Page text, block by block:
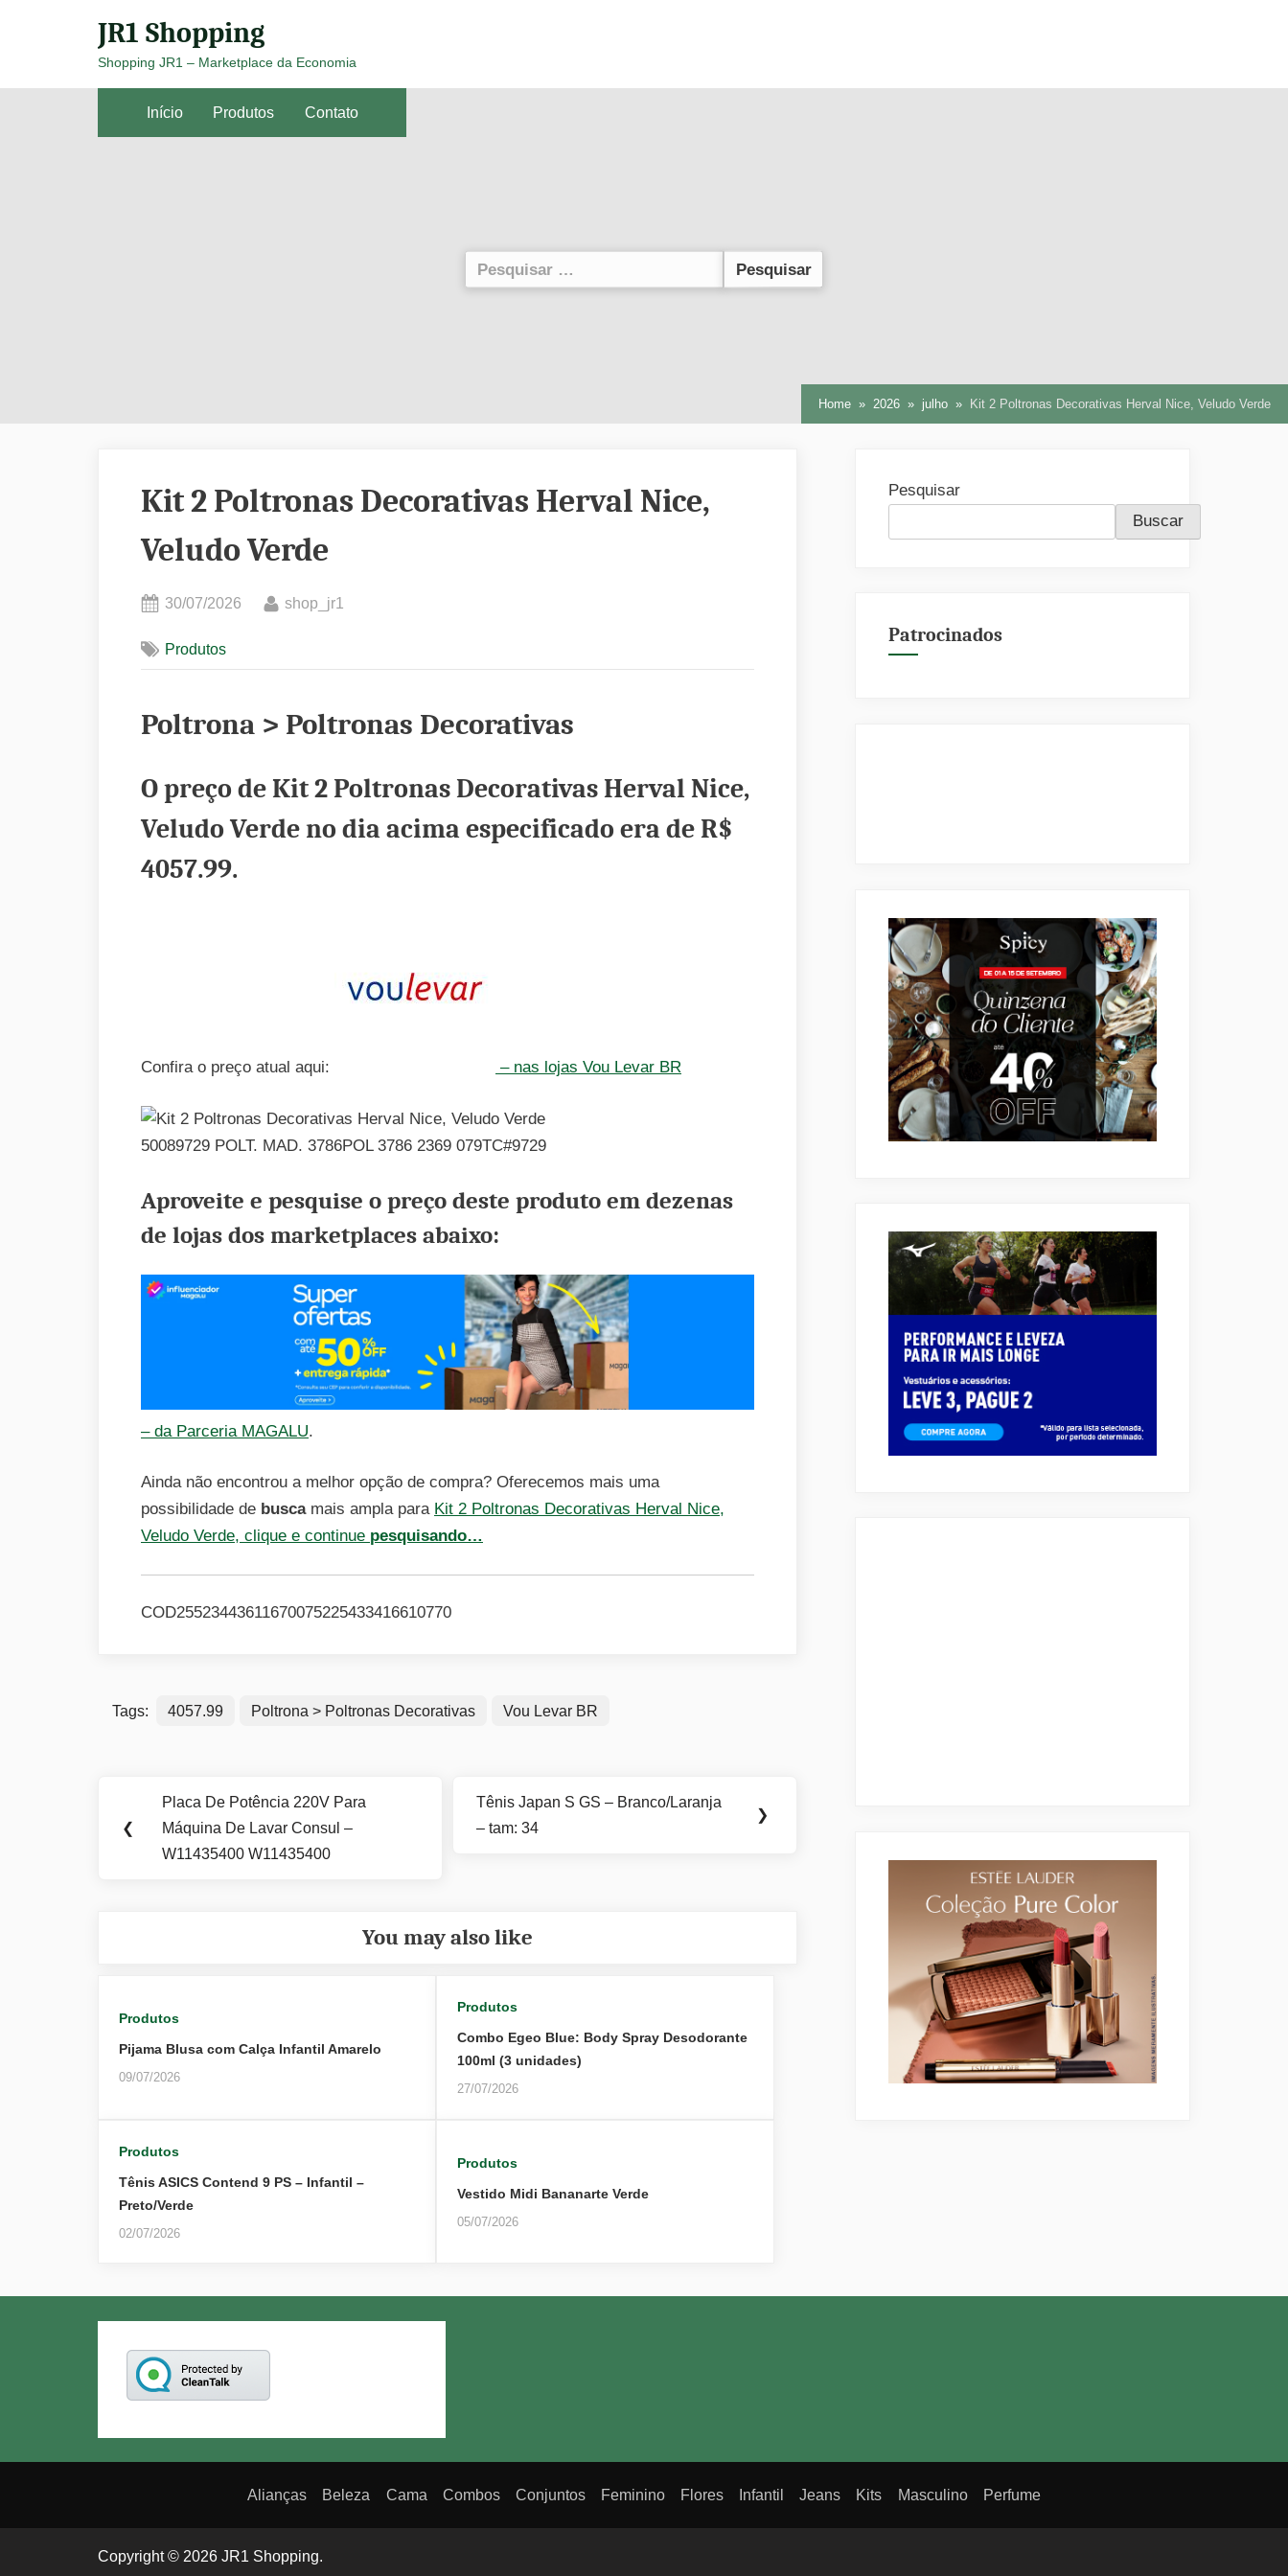
JR1 Shopping
Shopping JR1 – Marketplace da Economia
Início Produtos Contato
Pesquisar
por:
Home 2026 julho Kit 2 Poltronas Decorativas Herval Nice, Veludo Verde
Kit 2 Poltronas Decorativas Herval Nice,
Veludo Verde
Posted
30/07/2026 By
shop_jr1
Produtos
Poltrona > Poltronas Decorativas
O preço de Kit 2 Poltronas Decorativas Herval Nice,
Veludo Verde no dia acima especificado era de R$
4057.99.
Confira o preço atual aqui: – nas lojas Vou Levar BR
50089729 POLT. MAD. 3786POL 3786 2369 079TC#9729
Aproveite e pesquise o preço deste produto em dezenas
de lojas dos marketplaces abaixo:
– da Parceria MAGALU.
Ainda não encontrou a melhor opção de compra? Oferecemos mais uma
possibilidade de buscamais ampla para Kit 2 Poltronas Decorativas Herval Nice,
Veludo Verde, clique e continue pesquisando…
COD25523443611670075225433416610770
Tags: 4057.99 Poltrona > Poltronas Decorativas Vou Levar BR
Navegação
de❮
Previous
Post:
Placa De Potência 220V Para
Máquina De Lavar Consul –
W11435400 W11435400
Next
Post:
Tênis Japan S GS – Branco/Laranja
– tam: 34
❯
You may also like
Produtos
Pijama Blusa com Calça Infantil Amarelo
09/07/2026
Produtos
Combo Egeo Blue: Body Spray Desodorante
100ml (3 unidades)
27/07/2026
Produtos
Tênis ASICS Contend 9 PS – Infantil –
Preto/Verde
02/07/2026
Produtos
Vestido Midi Bananarte Verde
05/07/2026
Pesquisar
Buscar
Patrocinados
Alianças Beleza Cama Combos Conjuntos Feminino Flores Infantil Jeans Kits Masculino Perfume
Copyright © 2026 JR1 Shopping.